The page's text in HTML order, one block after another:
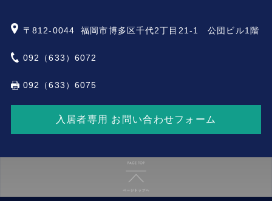
〒812-0044 福岡市博多区千代2丁目21-1 公団ビル1階
092（633）6072
092（633）6075
入居者専用 お問い合わせフォーム